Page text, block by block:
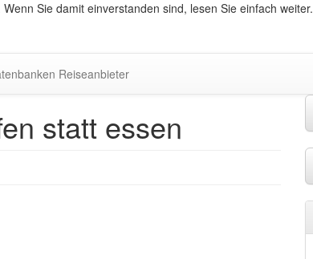
Sie damit einverstanden sind, lesen Sie einfach weiter.
Reiseanbieter
statt essen